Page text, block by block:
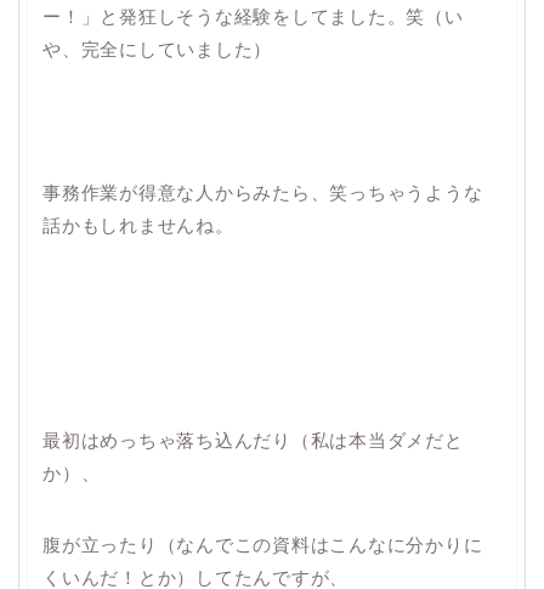
ー！」と発狂しそうな経験をしてました。笑（い
や、完全にしていました）
事務作業が得意な人からみたら、笑っちゃうような
話かもしれませんね。
最初はめっちゃ落ち込んだり（私は本当ダメだと
か）、
腹が立ったり（なんでこの資料はこんなに分かりに
くいんだ！とか）してたんですが、